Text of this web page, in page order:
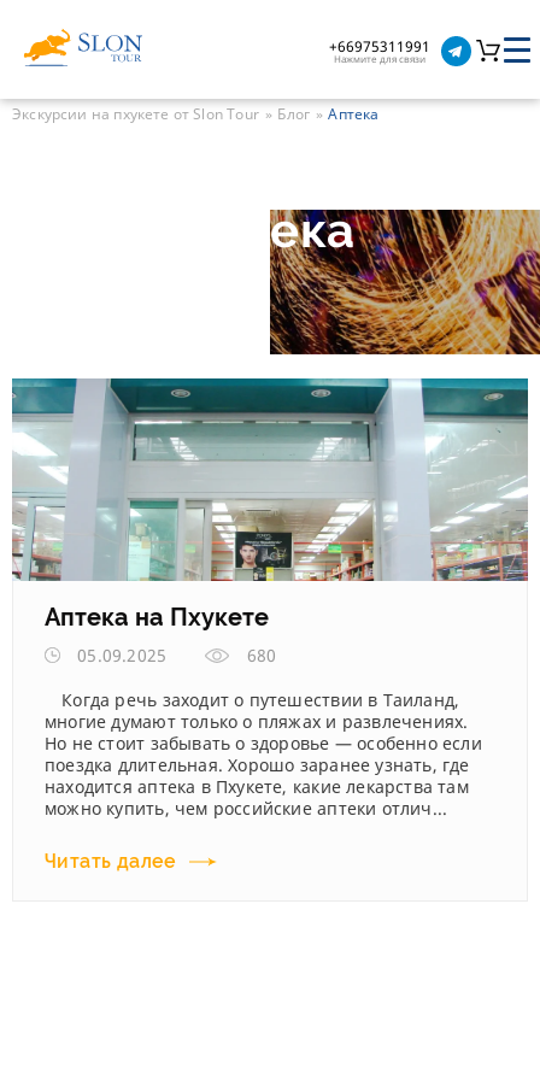
+66975311991
Нажмите для связи
Экскурсии на пхукете от Slon Tour Блог Аптека
Аптека
Аптека на Пхукете
05.09.2025
680
Когда речь заходит о путешествии в Таиланд,
многие думают только о пляжах и развлечениях.
Но не стоит забывать о здоровье — особенно если
поездка длительная. Хорошо заранее узнать, где
находится аптека в Пхукете, какие лекарства там
можно купить, чем российские аптеки отлич...
Читать далее